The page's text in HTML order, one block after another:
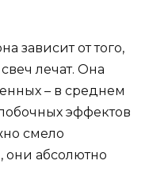
зависит от того,
лечат. Она
– в среднем
эффектов
смело
они абсолютно